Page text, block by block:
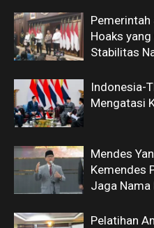
Pemerintah
Hoaks
Stabilitas
Indonesia-
Mengatasi
Mendes
Kemendes
Jaga
Pelatihan